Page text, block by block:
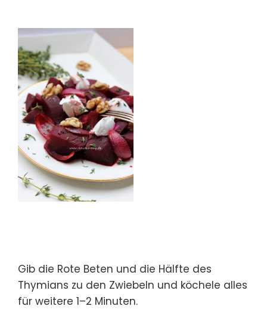
Gib die Rote Beten und die Hälfte des
Thymians zu den Zwiebeln und köchele alles
für weitere 1–2 Minuten.